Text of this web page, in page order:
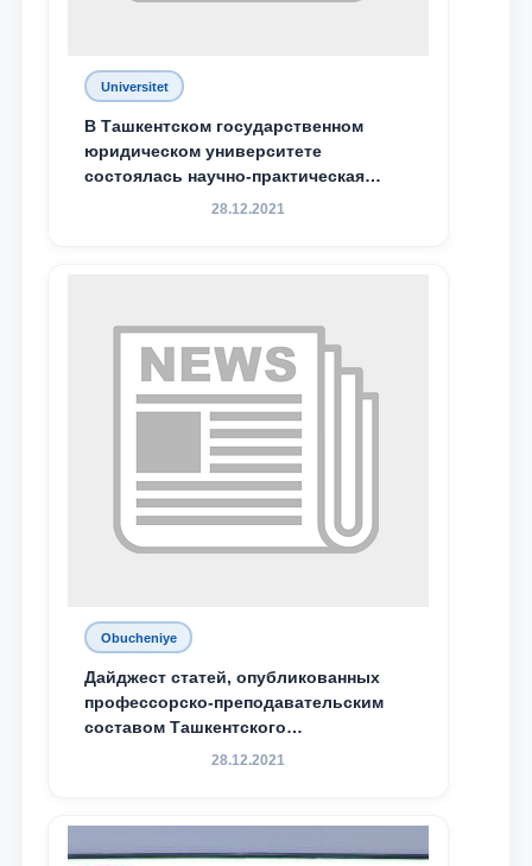
Universitet
В Ташкентском государственном
юридическом университете
состоялась научно-практическая
конференция магистрантов
28.12.2021
Obucheniye
Дайджест статей, опубликованных
профессорско-преподавательским
составом Ташкентского
государственного юридического
доведения до международного
сообщества результатов реформ и
28.12.2021